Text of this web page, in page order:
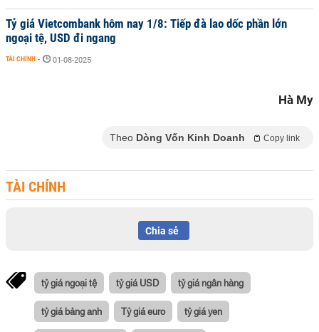
Tỷ giá Vietcombank hôm nay 1/8: Tiếp đà lao dốc phần lớn
ngoại tệ, USD đi ngang
TÀI CHÍNH - 01-08-2025
Hà My
Theo Dòng Vốn Kinh Doanh Copy link
TÀI CHÍNH
Chia sẻ
tỷ giá ngoại tệ tỷ giá USD tỷ giá ngân hàng
tỷ giá bảng anh Tỷ giá euro tỷ giá yen